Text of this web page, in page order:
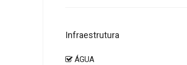
Infraestrutura
ÁGUA